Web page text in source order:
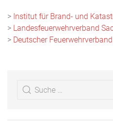
> Institut für Brand- und
> Landesfeuerwehrverband
> Deutscher Feuerwehrverband